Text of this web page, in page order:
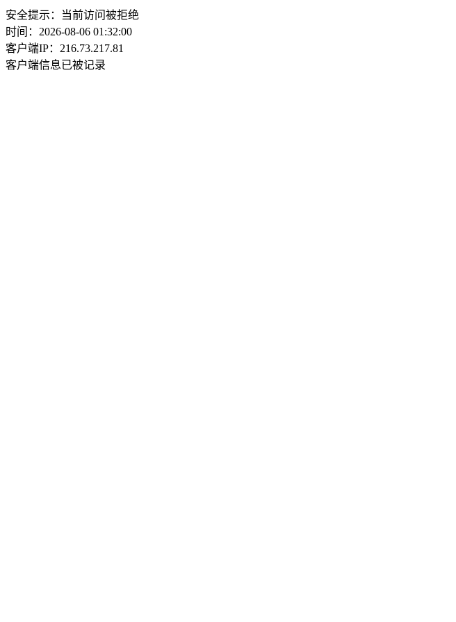
安全提示：当前访问被拒绝
时间：2026-08-06 01:32:00
客户端IP：216.73.217.81
客户端信息已被记录